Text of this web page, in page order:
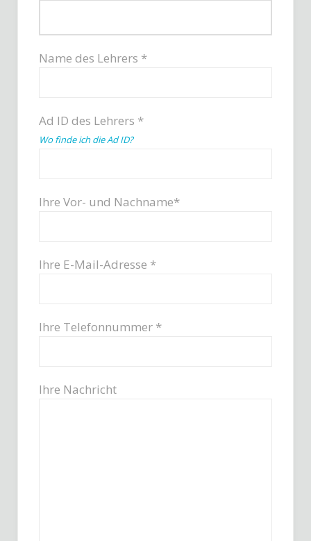
Name des Lehrers *
Ad ID des Lehrers *
Wo finde ich die Ad ID?
Ihre Vor- und Nachname*
Ihre E-Mail-Adresse *
Ihre Telefonnummer *
Ihre Nachricht